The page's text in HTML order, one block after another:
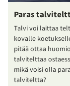
Paras
Talvi voi laittaa
kovalle
pitää ottaa
talvitelttaa
mikä voisi olla
talviteltta?